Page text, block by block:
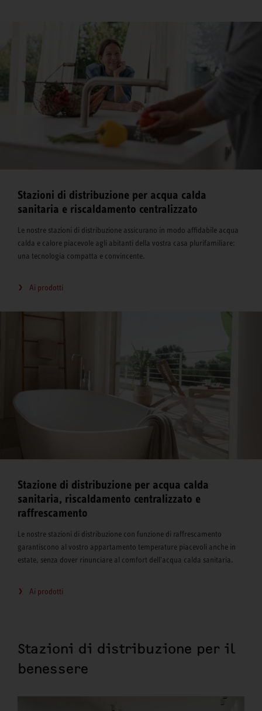
Stazioni di distribuzione per acqua calda
sanitaria e riscaldamento centralizzato
Le nostre stazioni di distribuzione assicurano in modo affidabile acqua
calda e calore piacevole agli abitanti della vostra casa plurifamiliare:
una tecnologia compatta e convincente.
Ai prodotti
Stazione di distribuzione per acqua calda
sanitaria, riscaldamento centralizzato e
raffrescamento
Le nostre stazioni di distribuzione con funzione di raffrescamento
garantiscono al vostro appartamento temperature piacevoli anche in
estate, senza dover rinunciare al comfort dell'acqua calda sanitaria.
Ai prodotti
Stazioni di distribuzione per il
benessere